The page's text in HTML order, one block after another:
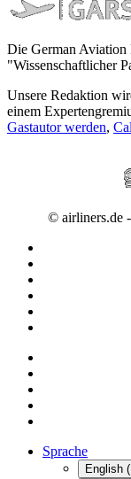
Die German Aviation
"Wissenschaftlicher
Unsere Redaktion
einem
Gastautor werden,
© airliners.de
Sprache
English